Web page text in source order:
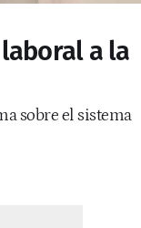
a la
sobre el sistema